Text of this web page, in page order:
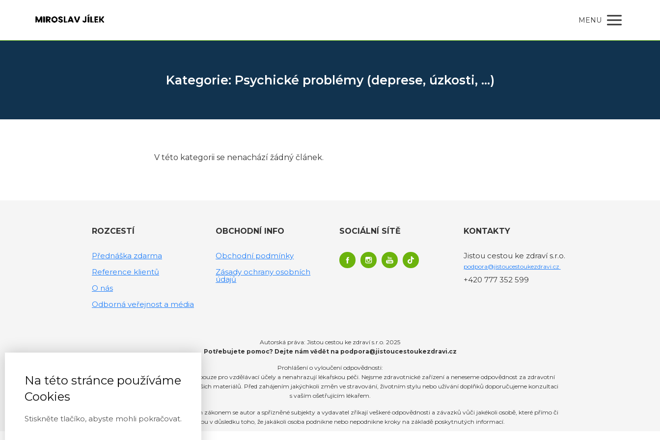
MENU
Kategorie: Psychické problémy (deprese, úzkosti, …)
V této kategorii se nenachází žádný článek.
ROZCESTÍ
Přednáška zdarma
Reference klientů
O nás
Odborná veřejnost a média
OBCHODNÍ INFO
Obchodní podmínky
Zásady ochrany osobních
údajů
SOCIÁLNÍ SÍTĚ KONTAKTY
Jistou cestou ke zdraví s.r.o.
podpora@jistoucestoukezdravi.cz
+420 777 352 599
Autorská práva: Jistou cestou ke zdraví s.r.o. 2025
Potřebujete pomoc? Dejte nám vědět na podpora@jistoucestoukezdravi.cz
Prohlášení o vyloučení odpovědnosti:
Informace na tomto webu slouží pouze pro vzdělávací účely a nenahrazují lékařskou péči. Nejsme zdravotnické zařízení a neneseme odpovědnost za zdravotní
rozhodnutí učiněná na základě našich materiálů. Před zahájením jakýchkoli změn ve stravování, životním stylu nebo užívání doplňků doporučujeme konzultaci
s vaším ošetřujícím lékařem.
V maximálním rozsahu povoleném zákonem se autor a spřízněné subjekty a vydavatel zříkají veškeré odpovědnosti a závazků vůči jakékoli osobě, které přímo či
nepřímo vzniknou v důsledku toho, že jakákoli osoba podnikne nebo nepodnikne kroky na základě poskytnutých informací.
Na této stránce používáme
Cookies
Stiskněte tlačíko, abyste mohli pokračovat.